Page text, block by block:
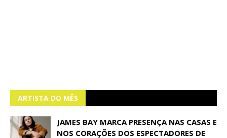
ARTISTA DO MÊS
JAMES BAY MARCA PRESENÇA NAS CASAS E
NOS CORAÇÕES DOS ESPECTADORES DE